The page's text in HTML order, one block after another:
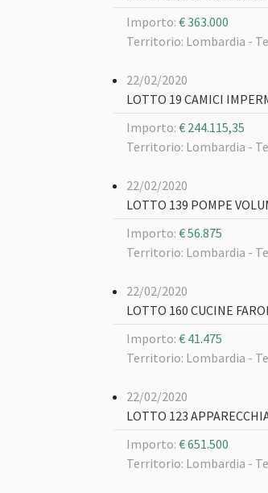
Importo: € 363.000
Territorio: Lombardia -
22/02/2020
LOTTO 19 CAMICI
Importo: € 244.115,35
Territorio: Lombardia -
22/02/2020
LOTTO 139 POMPE
Importo: € 56.875
Territorio: Lombardia -
22/02/2020
LOTTO 160 CUCINE
Importo: € 41.475
Territorio: Lombardia -
22/02/2020
LOTTO 123
Importo: € 651.500
Territorio: Lombardia -